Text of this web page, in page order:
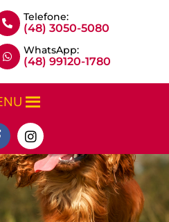
Telefone:
(48) 3050-5080
WhatsApp:
(48) 99120-1780